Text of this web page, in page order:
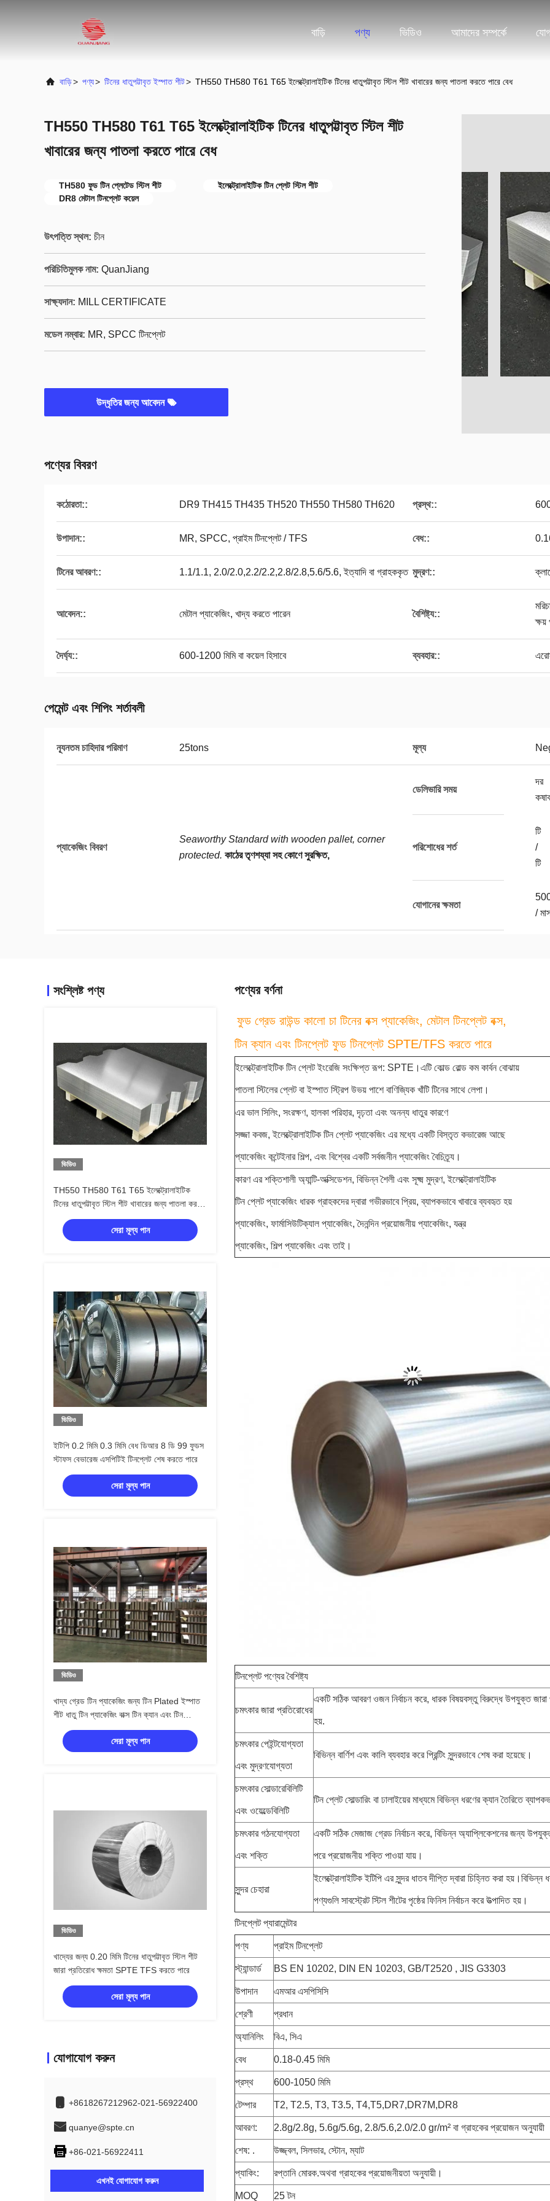
বাড়ি পণ্য ভিডিও আমাদের সম্পর্কে
বাড়ি> পণ্য> টিনের ধাতুপট্টাবৃত ইস্পাত শীট> TH550 TH580 T61 T65 ইলেক্ট্রোলাইটিক টিনের ধাতুপট্টাবৃত স্টিল শীট খাবারের জন্য পাতলা করতে পারে বেধ
TH550 TH580 T61 T65 ইলেক্ট্রোলাইটিক টিনের ধাতুপট্টাবৃত স্টিল শীট
খাবারের জন্য পাতলা করতে পারে বেধ
TH580 ফুড টিন প্লেটেড স্টিল শীট
ইলেক্ট্রোলাইটিক টিন প্লেট স্টিল শীট
DR8 মেটাল টিনপ্লেট কয়েল
উৎপত্তি স্থল: চীন
পরিচিতিমুলক নাম: QuanJiang
সাক্ষ্যদান: MILL CERTIFICATE
মডেল নম্বার: MR, SPCC টিনপ্লেট
উদ্ধৃতির জন্য আবেদন
পণ্যের বিবরণ
কঠোরতা:: DR9 TH415 TH435 TH520 TH550 TH580 TH620 প্রস্থ::
উপাদান:: MR, SPCC, প্রাইম টিনপ্লেট / TFS বেধ::
টিনের আবরণ:: 1.1/1.1, 2.0/2.0,2.2/2.2,2.8/2.8,5.6/5.6, ইত্যাদি বা গ্রাহককৃত মুদ্রণ::
আবেদন:: মেটাল প্যাকেজিং, খাদ্য করতে পারেন বৈশিষ্ট্য::
ক্ষয়
দৈর্ঘ্য:: 600-1200 মিমি বা কয়েল হিসাবে ব্যবহার::
পেমেন্ট এবং শিপিং শর্তাবলী
ন্যূনতম চাহিদার পরিমাণ 25tons মূল্য
প্যাকেজিং বিবরণ
Seaworthy Standard with wooden pallet, corner
protected. কাঠের তৃণশয্যা সহ কোণে সুরক্ষিত,
ডেলিভারি সময়
দর
পরিশোধের শর্ত
টি
/
টি
যোগানের ক্ষমতা
/
সংশ্লিষ্ট পণ্য
ভিডিও
TH550 TH580 T61 T65 ইলেক্ট্রোলাইটিক
টিনের ধাতুপট্টাবৃত স্টিল শীট খাবারের জন্য পাতলা করতে
পারে বেধ
সেরা মূল্য পান
ভিডিও
ইটিপি 0.2 মিমি 0.3 মিমি বেধ ডিআর 8 ডি 99 ফুডস
স্টাফস বেভারেজ এসপিটিই টিনপ্লেট শেষ করতে পারে
সেরা মূল্য পান
ভিডিও
খাদ্য গ্রেড টিন প্যাকেজিং জন্য টিন Plated ইস্পাত
শীট ধাতু টিন প্যাকেজিং বাক্স টিন ক্যান এবং টিন
প্যাকেজিং খাদ্য টিন প্যাকেজিং SPTE / TFS
সেরা মূল্য পান
ভিডিও
খাদ্যের জন্য 0.20 মিমি টিনের ধাতুপট্টাবৃত স্টিল শীট
জারা প্রতিরোধ ক্ষমতা SPTE TFS করতে পারে
সেরা মূল্য পান
যোগাযোগ করুন
+8618267212962-021-56922400
quanye@spte.cn
+86-021-56922411
এখনই যোগাযোগ করুন
পণ্যের বর্ণনা
ফুড গ্রেড রাউন্ড কালো চা টিনের বক্স প্যাকেজিং, মেটাল টিনপ্লেট বক্স,
টিন ক্যান এবং টিনপ্লেট ফুড টিনপ্লেট SPTE/TFS করতে পারে
ইলেক্ট্রোলাইটিক টিন প্লেট ইংরেজি সংক্ষিপ্ত রূপ: SPTE।এটি কোল্ড রোল্ড কম কার্বন বোঝায়
পাতলা স্টিলের প্লেট বা ইস্পাত স্ট্রিপ উভয় পাশে বাণিজ্যিক খাঁটি টিনের সাথে লেপা।
এর ভাল সিলিং, সংরক্ষণ, হালকা পরিহার, দৃঢ়তা এবং অনন্য ধাতুর কারণে
সজ্জা কবজ, ইলেক্ট্রোলাইটিক টিন প্লেট প্যাকেজিং এর মধ্যে একটি বিস্তৃত কভারেজ আছে
প্যাকেজিং কন্টেইনার শিল্প, এবং বিশ্বের একটি সর্বজনীন প্যাকেজিং বৈচিত্র্য।
কারণ এর শক্তিশালী অ্যান্টি-অক্সিডেশন, বিভিন্ন শৈলী এবং সূক্ষ্ম মুদ্রণ, ইলেক্ট্রোলাইটিক
টিন প্লেট প্যাকেজিং ধারক গ্রাহকদের দ্বারা গভীরভাবে প্রিয়, ব্যাপকভাবে খাবারে ব্যবহৃত হয়
প্যাকেজিং, ফার্মাসিউটিক্যাল প্যাকেজিং, দৈনন্দিন প্রয়োজনীয় প্যাকেজিং, যন্ত্র
প্যাকেজিং, শিল্প প্যাকেজিং এবং তাই।
টিনপ্লেট পণ্যের বৈশিষ্ট্য
চমৎকার জারা প্রতিরোধের
একটি সঠিক আবরণ ওজন নির্বাচন করে, ধারক বিষয়বস্তু বিরুদ্ধে উপযুক্ত জারা
হয়.
চমৎকার পেইন্টযোগ্যতা
এবং মুদ্রণযোগ্যতা
বিভিন্ন বার্ণিশ এবং কালি ব্যবহার করে প্রিন্টিং সুন্দরভাবে শেষ করা হয়েছে।
চমৎকার সোল্ডারেবিলিটি
এবং ওয়েল্ডেবিলিটি
টিন প্লেট সোল্ডারিং বা ঢালাইয়ের মাধ্যমে বিভিন্ন ধরণের ক্যান তৈরিতে
চমৎকার গঠনযোগ্যতা
এবং শক্তি
একটি সঠিক মেজাজ গ্রেড নির্বাচন করে, বিভিন্ন অ্যাপ্লিকেশনের জন্য
পরে প্রয়োজনীয় শক্তি পাওয়া যায়।
সুন্দর চেহারা
ইলেক্ট্রোলাইটিক ইটিপি এর সুন্দর ধাতব দীপ্তি দ্বারা চিহ্নিত করা হয়।বিভিন্ন
পণ্যগুলি সাবস্ট্রেট স্টিল শীটের পৃষ্ঠের ফিনিস নির্বাচন করে উত্পাদিত হয়।
টিনপ্লেট প্যারামেন্টার
পণ্য প্রাইম টিনপ্লেট
স্ট্যান্ডার্ড BS EN 10202, DIN EN 10203, GB/T2520 , JIS G3303
উপাদান এমআর এসপিসিসি
শ্রেণী প্রধান
অ্যানিলিং বিএ, সিএ
বেধ 0.18-0.45 মিমি
প্রস্থ 600-1050 মিমি
টেম্পার T2, T2.5, T3, T3.5, T4,T5,DR7,DR7M,DR8
আবরণ: 2.8g/2.8g, 5.6g/5.6g, 2.8/5.6,2.0/2.0 gr/m² বা গ্রাহকের প্রয়োজন অনুযায়ী
শেষ: . উজ্জ্বল, সিলভার, স্টোন, ম্যাট
প্যাকিং: রপ্তানি মোরক.অথবা গ্রাহকের প্রয়োজনীয়তা অনুযায়ী।
MOQ 25 টন